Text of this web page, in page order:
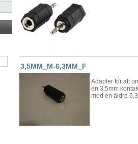
3,5MM_M-6,3MM_F
Adapter för att
en 3,5mm
med en äldre